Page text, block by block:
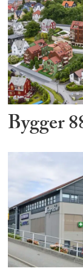
Bygger